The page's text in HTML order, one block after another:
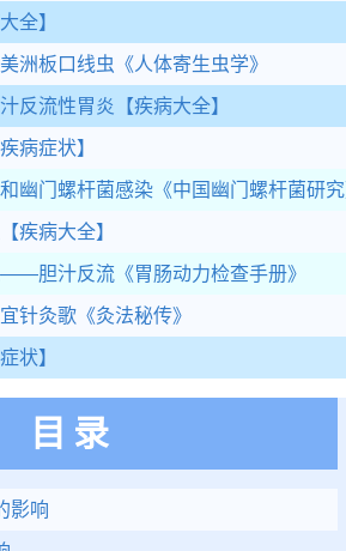
全】
洲板口线虫 《人体寄生虫学》
反流性胃炎 【疾病大全】
疾病症状】
幽门螺杆菌感染 《中国幽门螺杆菌研
【疾病大全】
——胆汁反流 《胃肠动力检查手册》
针灸歌 《灸法秘传》
状】
目录
影响